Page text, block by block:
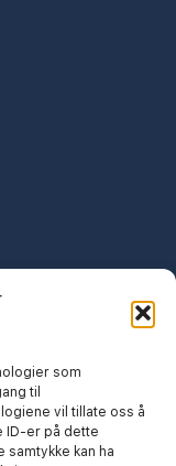
som
til
vil tillate oss å
ID-er på dette
samtykke kan ha